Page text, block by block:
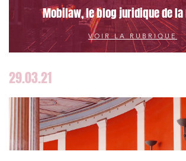
Mobilaw, le blog juridique de
VOIR LA RUBRIQUE
29.03.21